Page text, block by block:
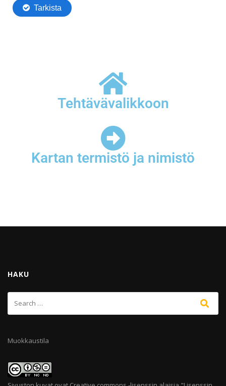
Tehtävävalikkoon
Kartan termistö ja nimistö
HAKU
Muokkaustila